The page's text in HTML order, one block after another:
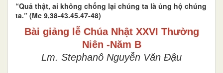
“Quả thật, ai không chống lại chúng ta là ủng hộ chúng
ta.” (Mc 9,38-43.45.47-48)
Bài giảng lễ Chúa Nhật XXVI Thường
Niên -Năm B
Lm. Stephanô Nguyễn Văn Đậu